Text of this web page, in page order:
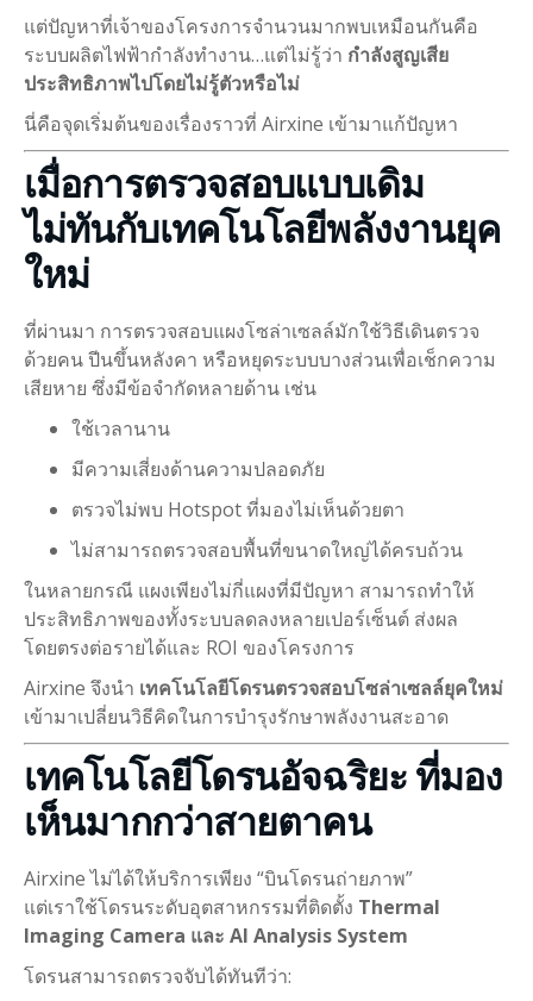
แต่ปัญหาที่เจ้าของโครงการจำนวนมากพบเหมือนกันคือ
ระบบผลิตไฟฟ้ากำลังทำงาน…แต่ไม่รู้ว่า กำลังสูญเสีย
ประสิทธิภาพไปโดยไม่รู้ตัวหรือไม่
นี่คือจุดเริ่มต้นของเรื่องราวที่ Airxine เข้ามาแก้ปัญหา
เมื่อการตรวจสอบแบบเดิม
ไม่ทันกับเทคโนโลยีพลังงานยุค
ใหม่
ที่ผ่านมา การตรวจสอบแผงโซล่าเซลล์มักใช้วิธีเดินตรวจ
ด้วยคน ปีนขึ้นหลังคา หรือหยุดระบบบางส่วนเพื่อเช็กความ
เสียหาย ซึ่งมีข้อจำกัดหลายด้าน เช่น
ใช้เวลานาน
มีความเสี่ยงด้านความปลอดภัย
ตรวจไม่พบ Hotspot ที่มองไม่เห็นด้วยตา
ไม่สามารถตรวจสอบพื้นที่ขนาดใหญ่ได้ครบถ้วน
ในหลายกรณี แผงเพียงไม่กี่แผงที่มีปัญหา สามารถทำให้
ประสิทธิภาพของทั้งระบบลดลงหลายเปอร์เซ็นต์ ส่งผล
โดยตรงต่อรายได้และ ROI ของโครงการ
Airxine จึงนำ เทคโนโลยีโดรนตรวจสอบโซล่าเซลล์ยุคใหม่
เข้ามาเปลี่ยนวิธีคิดในการบำรุงรักษาพลังงานสะอาด
เทคโนโลยีโดรนอัจฉริยะ ที่มอง
เห็นมากกว่าสายตาคน
Airxine ไม่ได้ให้บริการเพียง “บินโดรนถ่ายภาพ”
แต่เราใช้โดรนระดับอุตสาหกรรมที่ติดตั้ง Thermal
Imaging Camera และ AI Analysis System
โดรนสามารถตรวจจับได้ทันทีว่า: